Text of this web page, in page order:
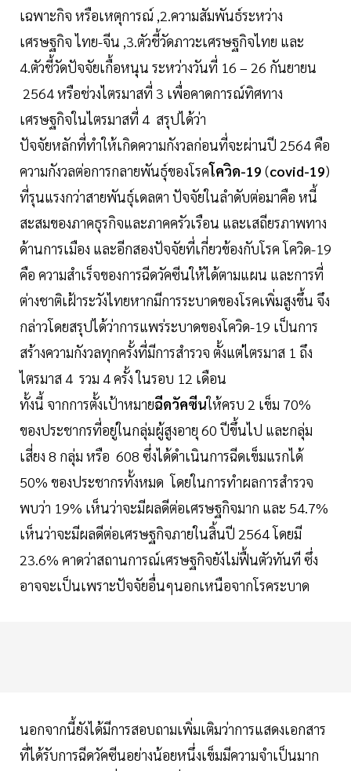
เฉพาะกิจ หรือเหตุการณ์ ,2.ความสัมพันธ์ระหว่าง
เศรษฐกิจ ไทย-จีน ,3.ตัวชี้วัดภาวะเศรษฐกิจไทย และ
4.ตัวชี้วัดปัจจัยเกื้อหนุน ระหว่างวันที่ 16 – 26 กันยายน
2564 หรือช่วงไตรมาสที่ 3 เพื่อคาดการณ์ทิศทาง
เศรษฐกิจในไตรมาสที่ 4 สรุปได้ว่า
ปัจจัยหลักที่ทำให้เกิดความกังวลก่อนที่จะผ่านปี 2564 คือ
ความกังวลต่อการกลายพันธุ์ของโรคโควิด-19 (covid-19)
ที่รุนแรงกว่าสายพันธุ์เดลตา ปัจจัยในลำดับต่อมาคือ หนี้
สะสมของภาคธุรกิจและภาคครัวเรือน และเสถียรภาพทาง
ด้านการเมือง และอีกสองปัจจัยที่เกี่ยวข้องกับโรค โควิด-19
คือ ความสำเร็จของการฉีดวัคซีนให้ได้ตามแผน และการที่
ต่างชาติเฝ้าระวังไทยหากมีการระบาดของโรคเพิ่มสูงขึ้น จึง
กล่าวโดยสรุปได้ว่าการแพร่ระบาดของโควิด-19 เป็นการ
สร้างความกังวลทุกครั้งที่มีการสำรวจ ตั้งแต่ไตรมาส 1 ถึง
ไตรมาส 4 รวม 4 ครั้ง ในรอบ 12 เดือน
ทั้งนี้ จากการตั้งเป้าหมายฉีดวัคซีนให้ครบ 2 เข็ม 70%
ของประชากรที่อยู่ในกลุ่มผู้สูงอายุ 60 ปีขึ้นไป และกลุ่ม
เสี่ยง 8 กลุ่ม หรือ 608 ซึ่งได้ดำเนินการฉีดเข็มแรกได้
50% ของประชากรทั้งหมด โดยในการทำผลการสำรวจ
พบว่า 19% เห็นว่าจะมีผลดีต่อเศรษฐกิจมาก และ 54.7%
เห็นว่าจะมีผลดีต่อเศรษฐกิจภายในสิ้นปี 2564 โดยมี
23.6% คาดว่าสถานการณ์เศรษฐกิจยังไม่ฟื้นตัวทันที ซึ่ง
อาจจะเป็นเพราะปัจจัยอื่นๆนอกเหนือจากโรคระบาด
นอกจากนี้ยังได้มีการสอบถามเพิ่มเติมว่าการแสดงเอกสาร
ที่ได้รับการฉีดวัคซีนอย่างน้อยหนึ่งเข็มมีความจำเป็นมาก